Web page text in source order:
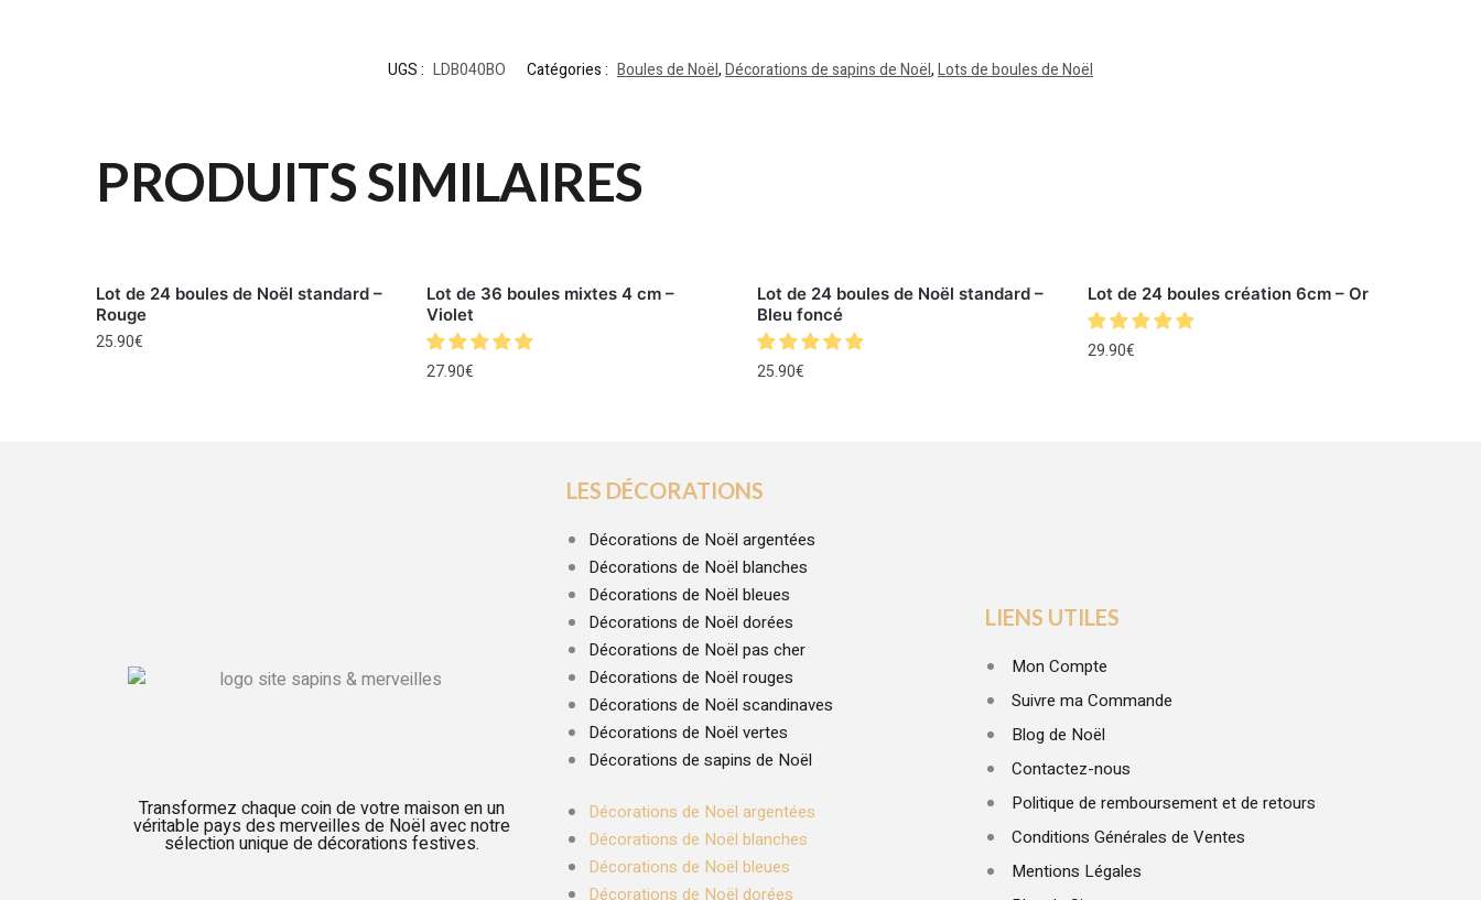
UGS : LDB040BO Catégories : Boules de Noël,Décorations de sapins de Noël,Lots de boules de Noël
PRODUITS SIMILAIRES
Lot de 24 boules de Noël standard –
Rouge
25.90€
Lot de 36 boules mixtes 4 cm –
Violet
27.90€
Lot de 24 boules de Noël standard –
Bleu foncé
25.90€
Lot de 24 boules création 6cm – Or
29.90€
Transformez chaque coin de votre maison en un
véritable pays des merveilles de Noël avec notre
sélection unique de décorations festives.
LES DÉCORATIONS
Décorations de Noël argentées
Décorations de Noël blanches
Décorations de Noël bleues
Décorations de Noël dorées
Décorations de Noël pas cher
Décorations de Noël rouges
Décorations de Noël scandinaves
Décorations de Noël vertes
Décorations de sapins de Noël
Décorations de Noël argentées
Décorations de Noël blanches
Décorations de Noël bleues
Décorations de Noël dorées
LIENS UTILES
Mon Compte
Suivre ma Commande
Blog de Noël
Contactez-nous
Politique de remboursement et de retours
Conditions Générales de Ventes
Mentions Légales